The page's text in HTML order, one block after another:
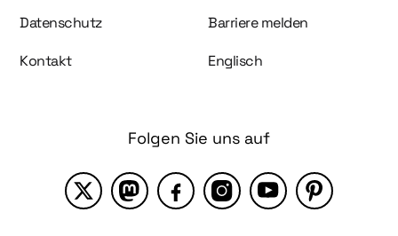
Datenschutz Barriere melden
Kontakt Englisch
Folgen Sie uns auf